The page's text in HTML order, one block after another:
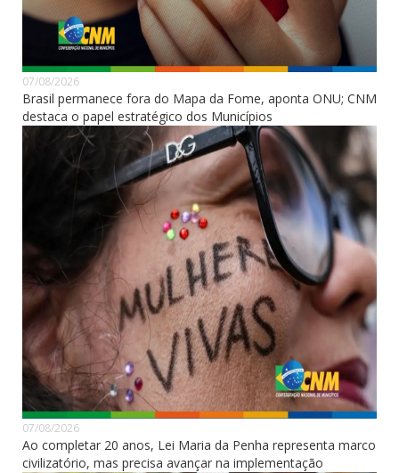
07/08/2026
Brasil permanece fora do Mapa da Fome, aponta ONU; CNM
destaca o papel estratégico dos Municípios
07/08/2026
Ao completar 20 anos, Lei Maria da Penha representa marco
civilizatório, mas precisa avançar na implementação